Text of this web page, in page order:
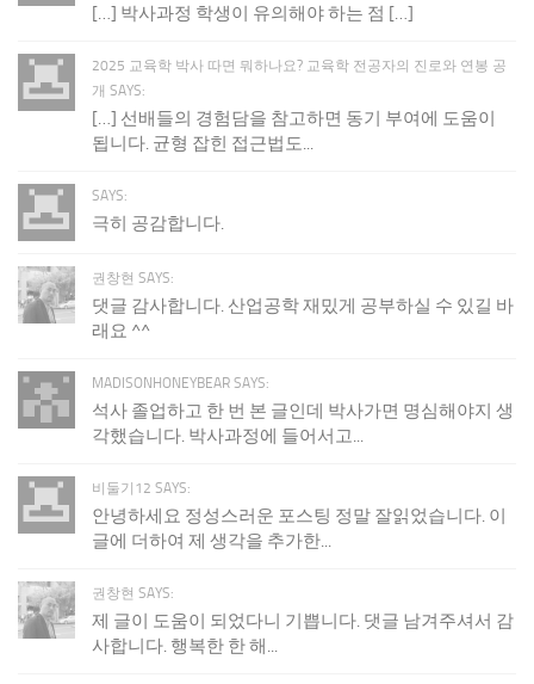
[…] 박사과정 학생이 유의해야 하는 점 […]
2025 교육학 박사 따면 뭐하나요? 교육학 전공자의 진로와 연봉 공
개 SAYS:
[…] 선배들의 경험담을 참고하면 동기 부여에 도움이
됩니다. 균형 잡힌 접근법도...
SAYS:
극히 공감합니다.
권창현 SAYS:
댓글 감사합니다. 산업공학 재밌게 공부하실 수 있길 바
래요 ^^
MADISONHONEYBEAR SAYS:
석사 졸업하고 한 번 본 글인데 박사가면 명심해야지 생
각했습니다. 박사과정에 들어서고...
비둘기12 SAYS:
안녕하세요 정성스러운 포스팅 정말 잘읽었습니다. 이
글에 더하여 제 생각을 추가한...
권창현 SAYS:
제 글이 도움이 되었다니 기쁩니다. 댓글 남겨주셔서 감
사합니다. 행복한 한 해...